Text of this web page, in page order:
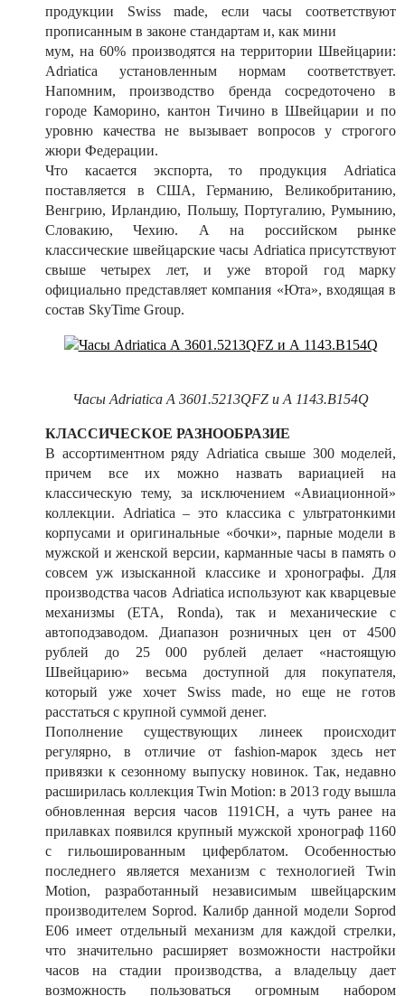
продукции Swiss made, если часы соответствуют
прописанным в законе стандартам и, как мини
мум, на 60% производятся на территории Швейцарии:
Adriatica установленным нормам соответствует.
Напомним, производство бренда сосредоточено в
городе Каморино, кантон Тичино в Швейцарии и по
уровню качества не вызывает вопросов у строгого
жюри Федерации.
Что касается экспорта, то продукция Adriatica
поставляется в США, Германию, Великобританию,
Венгрию, Ирландию, Польшу, Португалию, Румынию,
Словакию, Чехию. А на российском рынке
классические швейцарские часы Adriatica присутствуют
свыше четырех лет, и уже второй год марку
официально представляет компания «Юта», входящая в
состав SkyTime Group.
Часы Adriatica А 3601.5213QFZ и А 1143.B154Q
КЛАССИЧЕСКОЕ РАЗНООБРАЗИЕ
В ассортиментном ряду Adriatica свыше 300 моделей,
причем все их можно назвать вариацией на
классическую тему, за исключением «Авиационной»
коллекции. Adriatica – это классика с ультратонкими
корпусами и оригинальные «бочки», парные модели в
мужской и женской версии, карманные часы в память о
совсем уж изысканной классике и хронографы. Для
производства часов Adriatica используют как кварцевые
механизмы (ETA, Ronda), так и механические с
автоподзаводом. Диапазон розничных цен от 4500
рублей до 25 000 рублей делает «настоящую
Швейцарию» весьма доступной для покупателя,
который уже хочет Swiss made, но еще не готов
расстаться с крупной суммой денег.
Пополнение существующих линеек происходит
регулярно, в отличие от fashion-марок здесь нет
привязки к сезонному выпуску новинок. Так, недавно
расширилась коллекция Twin Motion: в 2013 году вышла
обновленная версия часов 1191CH, а чуть ранее на
прилавках появился крупный мужской хронограф 1160
с гильошированным циферблатом. Особенностью
последнего является механизм с технологией Twin
Motion, разработанный независимым швейцарским
производителем Soprod. Калибр данной модели Soprod
E06 имеет отдельный механизм для каждой стрелки,
что значительно расширяет возможности настройки
часов на стадии производства, а владельцу дает
возможность пользоваться огромным набором